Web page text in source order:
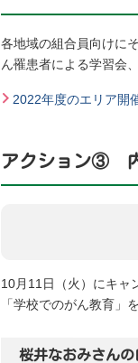
各地域の組合員向けに
ん罹患者による学習会
2022年度のエリア開
アクション③
10月11日（火）にキャ
「学校でのがん教育」
桜井なおみさんの